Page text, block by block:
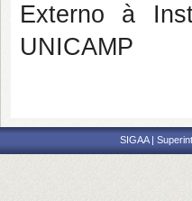
Externo à
UNICAMP
SIGAA |